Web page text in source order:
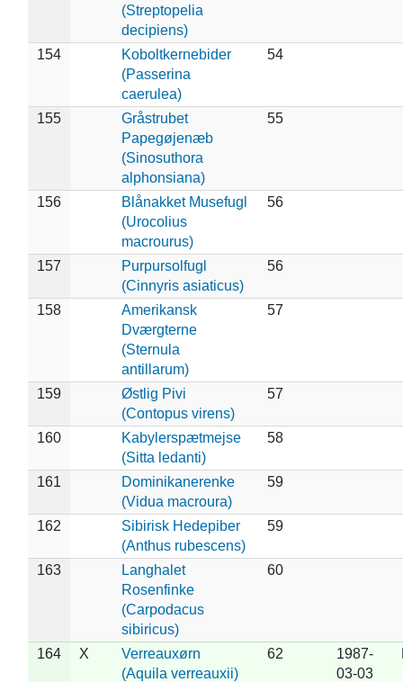
(Streptopelia
decipiens)
154
Koboltkernebider
(Passerina
caerulea)
54
155
Gråstrubet
Papegøjenæb
(Sinosuthora
alphonsiana)
55
156
Blånakket Musefugl
(Urocolius
macrourus)
56
157
Purpursolfugl
(Cinnyris asiaticus)
56
158
Amerikansk
Dværgterne
(Sternula
antillarum)
57
159
Østlig Pivi
(Contopus virens)
57
160
Kabylerspætmejse
(Sitta ledanti)
58
161
Dominikanerenke
(Vidua macroura)
59
162
Sibirisk Hedepiber
(Anthus rubescens)
59
163
Langhalet
Rosenfinke
(Carpodacus
sibiricus)
60
164 X
Verreauxørn
(Aquila verreauxii)
62
1987-
03-03